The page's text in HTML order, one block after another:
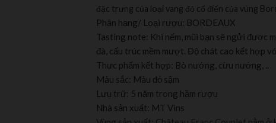
đặc trưng của loại vang đỏ cổ điển của vùng
Phân hạng/ Loại rượu: BORDEAUX
Tasting note: Khi nếm, mũi bạn sẽ ngửi được
đà, cấu trúc mềm mượt. Độ chát cao kết hợp
Thực phẩm kết hợp: Bò nướng, cừu nướng, ..
Màu sắc: Màu đỏ sậm
Lưu trữ: 5 năm trong hầm rượu
Nhà sản xuất: MT Vins